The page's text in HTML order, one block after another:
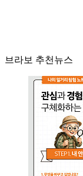
브라보 추천뉴스